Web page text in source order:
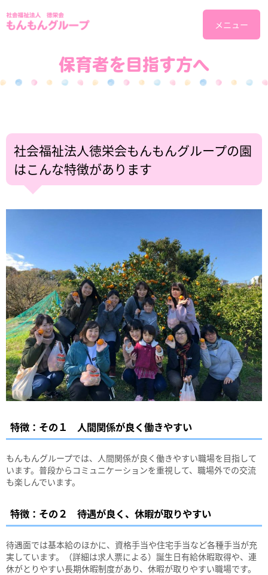
メニュー
保育者を目指す方へ
社会福祉法人徳栄会もんもんグループの園
はこんな特徴があります
特徴：その１ 人間関係が良く働きやすい
もんもんグループでは、人間関係が良く働きやすい職場を目指して
います。普段からコミュニケーションを重視して、職場外での交流
も楽しんでいます。
特徴：その２ 待遇が良く、休暇が取りやすい
待遇面では基本給のほかに、資格手当や住宅手当など各種手当が充
実しています。（詳細は求人票による）誕生日有給休暇取得や、連
休がとりやすい長期休暇制度があり、休暇が取りやすい職場です。